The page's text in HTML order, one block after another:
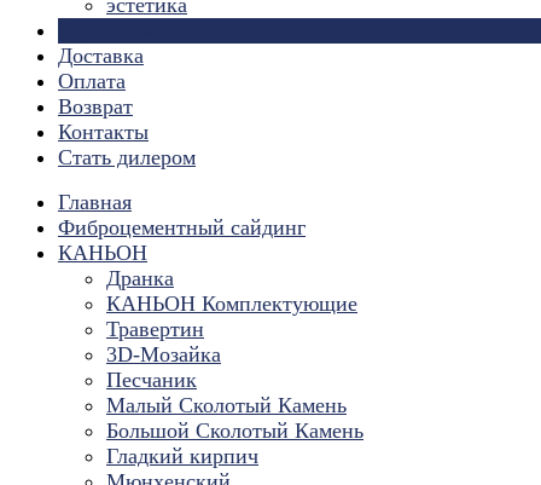
эстетика
Доставка
Оплата
Возврат
Контакты
Стать дилером
Главная
Фиброцементный сайдинг
КАНЬОН
Дранка
КАНЬОН Комплектующие
Травертин
3D-Мозайка
Песчаник
Малый Сколотый Камень
Большой Сколотый Камень
Гладкий кирпич